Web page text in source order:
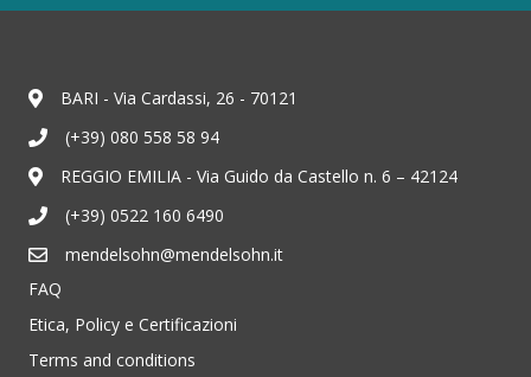
BARI - Via Cardassi, 26 - 70121
(+39) 080 558 58 94
REGGIO EMILIA - Via Guido da Castello n. 6 – 42124
(+39) 0522 160 6490
mendelsohn@mendelsohn.it
FAQ
Etica, Policy e Certificazioni
Terms and conditions